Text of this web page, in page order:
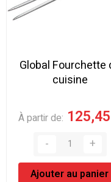
Global Fourchette
cuisine
À partir de
Ajouter au panier